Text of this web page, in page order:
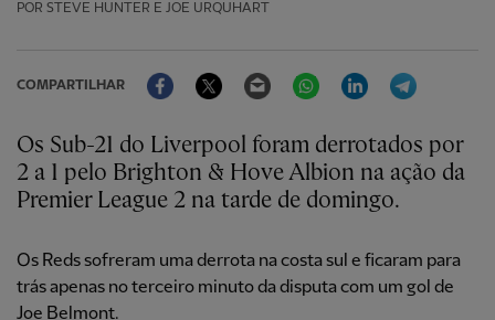
POR STEVE HUNTER E JOE URQUHART
COMPARTILHAR
FacebookTwitter Email WhatsAppLinkedIn
Os Sub-21 do Liverpool foram derrotados por
2 a 1 pelo Brighton & Hove Albion na ação da
Premier League 2 na tarde de domingo.
Os Reds sofreram uma derrota na costa sul e ficaram para
trás apenas no terceiro minuto da disputa com um gol de
Joe Belmont.